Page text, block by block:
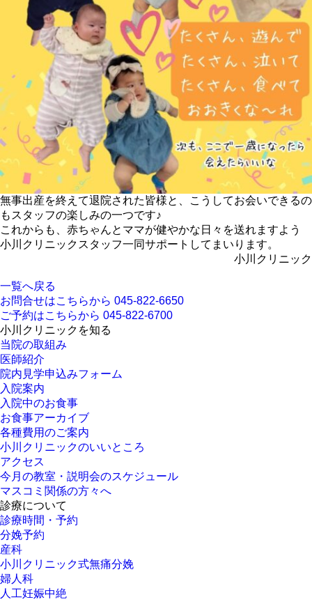
無事出産を終えて退院された皆様と、こうしてお会いできるの
もスタッフの楽しみの一つです♪
これからも、赤ちゃんとママが健やかな日々を送れますよう
小川クリニックスタッフ一同サポートしてまいります。
小川クリニック
一覧へ戻る
お問合せはこちらから 045-822-6650
ご予約はこちらから 045-822-6700
小川クリニックを知る
当院の取組み
医師紹介
院内見学申込みフォーム
入院案内
入院中のお食事
お食事アーカイブ
各種費用のご案内
小川クリニックのいいところ
アクセス
今月の教室・説明会のスケジュール
マスコミ関係の方々へ
診療について
診療時間・予約
分娩予約
産科
小川クリニック式無痛分娩
婦人科
人工妊娠中絶